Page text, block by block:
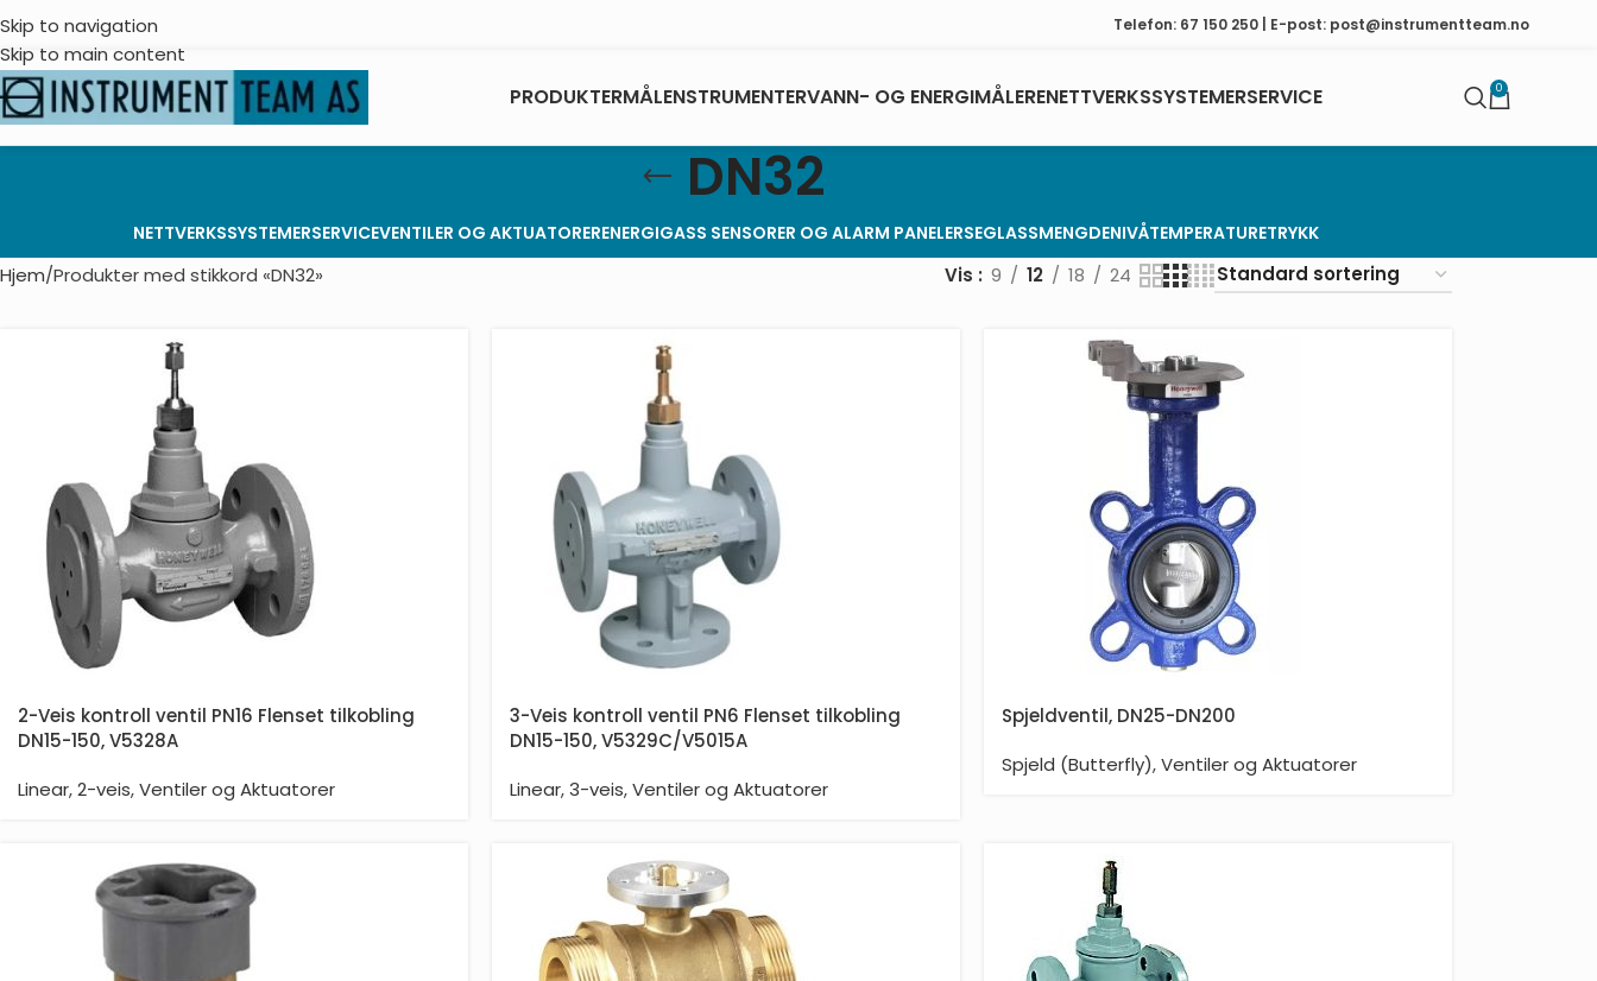
Skip to navigation
Skip to main content
Telefon: 67 150 250 | E-post: post@instrumentteam.no
PRODUKTERMÅLENSTRUMENTERVANN- OG ENERGIMÅLERENETTVERKSSYSTEMERSERVICE 0
DN32
NETTVERKSSYSTEMERSERVICEVENTILER OG AKTUATORERENERGIGASS SENSORER OG ALARM PANELERSEGLASSMENGDENIVÅTEMPERATURETRYKK
Hjem Produkter med stikkord «DN32» Vis 9 12 18 24
2-Veis kontroll ventil PN16 Flenset tilkobling
DN15-150, V5328A
Linear,2-veis,Ventiler og Aktuatorer
3-Veis kontroll ventil PN6 Flenset tilkobling
DN15-150, V5329C/V5015A
Linear,3-veis,Ventiler og Aktuatorer
Spjeldventil, DN25-DN200
Spjeld (Butterfly),Ventiler og Aktuatorer